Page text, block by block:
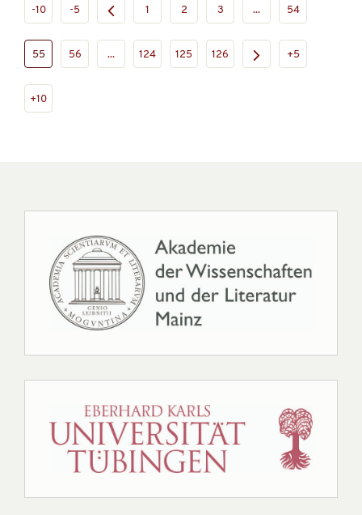
-10 -5 1 2 3 ... 54
55 56 ... 124 125 126 +5
+10